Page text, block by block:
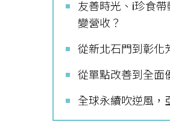
友善時光、i珍食
變營收？
從新北石門到彰化
從單點改善到全面
全球永續吹逆風，